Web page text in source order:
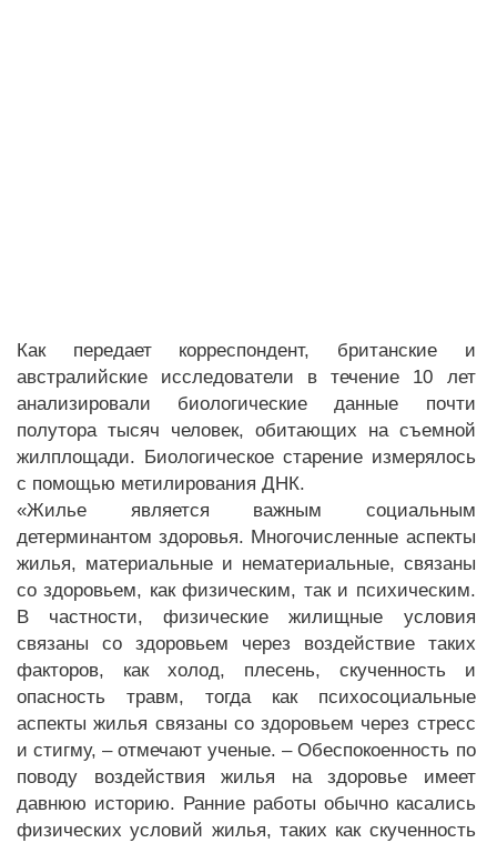
Как передает корреспондент, британские и
австралийские исследователи в течение 10 лет
анализировали биологические данные почти
полутора тысяч человек, обитающих на съемной
жилплощади. Биологическое старение измерялось
с помощью метилирования ДНК.
«Жилье является важным социальным
детерминантом здоровья. Многочисленные аспекты
жилья, материальные и нематериальные, связаны
со здоровьем, как физическим, так и психическим.
В частности, физические жилищные условия
связаны со здоровьем через воздействие таких
факторов, как холод, плесень, скученность и
опасность травм, тогда как психосоциальные
аспекты жилья связаны со здоровьем через стресс
и стигму, – отмечают ученые. – Обеспокоенность по
поводу воздействия жилья на здоровье имеет
давнюю историю. Ранние работы обычно касались
физических условий жилья, таких как скученность